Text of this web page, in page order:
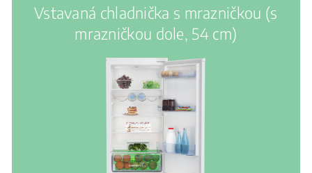
Vstavaná chladnička s mrazničkou (s
mrazničkou dole, 54 cm)